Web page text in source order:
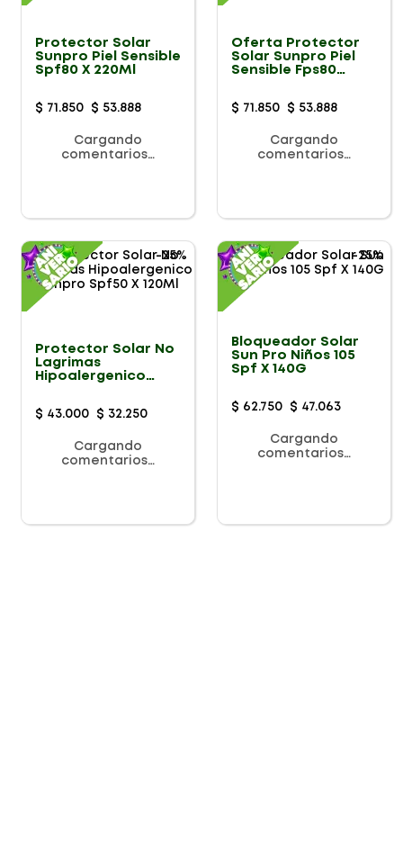
Protector Solar
Sunpro Piel Sensible
Spf80 X 220Ml
$ 71 .850 $ 53.888
Cargando
comentarios…
Oferta Protector
Solar Sunpro Piel
Sensible Fps80
$ 71 .850 $ 53.888
Cargando
comentarios…
-25%
Protector Solar No
Lagrimas
Hipoalergenico
$ 43.000 $ 32.250
Cargando
comentarios…
-25%
Bloqueador Solar
Sun Pro Niños 105
Spf X 140G
$ 62.750 $ 47.063
Cargando
comentarios…